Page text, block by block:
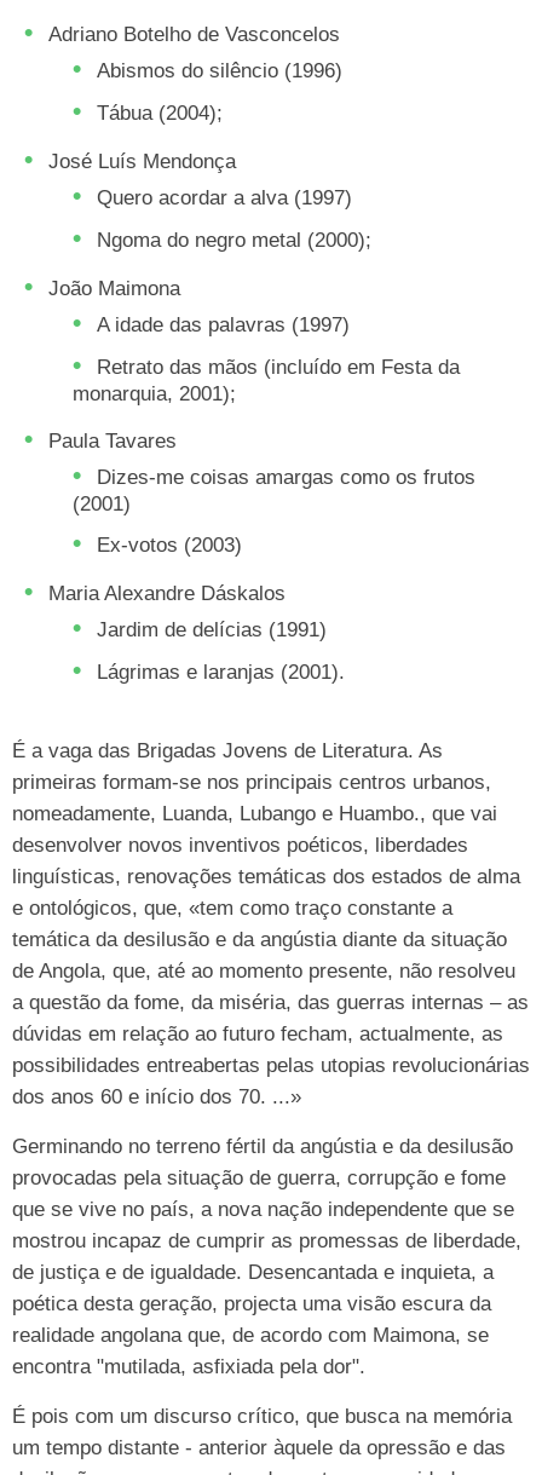
Adriano Botelho de Vasconcelos
Abismos do silêncio (1996)
Tábua (2004);
José Luís Mendonça
Quero acordar a alva (1997)
Ngoma do negro metal (2000);
João Maimona
A idade das palavras (1997)
Retrato das mãos (incluído em Festa da
monarquia, 2001);
Paula Tavares
Dizes-me coisas amargas como os frutos
(2001)
Ex-votos (2003)
Maria Alexandre Dáskalos
Jardim de delícias (1991)
Lágrimas e laranjas (2001).
É a vaga das Brigadas Jovens de Literatura. As
primeiras formam-se nos principais centros urbanos,
nomeadamente, Luanda, Lubango e Huambo., que vai
desenvolver novos inventivos poéticos, liberdades
linguísticas, renovações temáticas dos estados de alma
e ontológicos, que, «tem como traço constante a
temática da desilusão e da angústia diante da situação
de Angola, que, até ao momento presente, não resolveu
a questão da fome, da miséria, das guerras internas – as
dúvidas em relação ao futuro fecham, actualmente, as
possibilidades entreabertas pelas utopias revolucionárias
dos anos 60 e início dos 70. ...»
Germinando no terreno fértil da angústia e da desilusão
provocadas pela situação de guerra, corrupção e fome
que se vive no país, a nova nação independente que se
mostrou incapaz de cumprir as promessas de liberdade,
de justiça e de igualdade. Desencantada e inquieta, a
poética desta geração, projecta uma visão escura da
realidade angolana que, de acordo com Maimona, se
encontra "mutilada, asfixiada pela dor".
É pois com um discurso crítico, que busca na memória
um tempo distante - anterior àquele da opressão e das